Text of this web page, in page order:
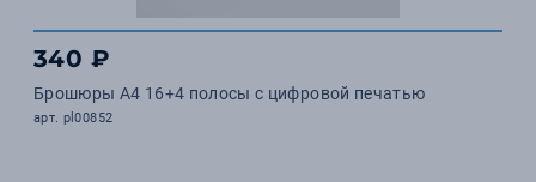
340 ₽
Брошюры А4 16+4 полосы с цифровой печатью
арт. pl00852